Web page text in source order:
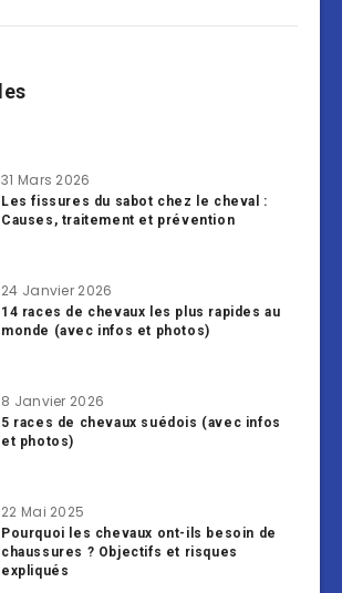
31 Mars 2026
Les fissures du sabot chez le cheval :
Causes, traitement et prévention
24 Janvier 2026
14 races de chevaux les plus rapides au
monde (avec infos et photos)
8 Janvier 2026
5 races de chevaux suédois (avec infos
et photos)
22 Mai 2025
Pourquoi les chevaux ont-ils besoin de
chaussures ? Objectifs et risques
expliqués